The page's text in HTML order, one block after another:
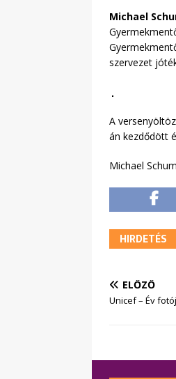
Michael
szervezet
A
án kezdődött
Michael
HIRDETÉS
ELŐZŐ
Unicef – Év